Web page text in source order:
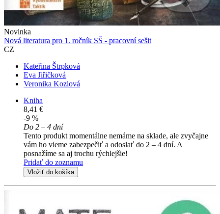
Novinka
Nová literatura pro 1. ročník SŠ - pracovní sešit
CZ
Kateřina Štrpková
Eva Jiřičková
Veronika Kozlová
Kniha
8,41 €
-9 %
Do 2 – 4 dní
Tento produkt momentálne nemáme na sklade, ale zvyčajne
vám ho vieme zabezpečiť a odoslať do 2 – 4 dní. A
posnažíme sa aj trochu rýchlejšie!
Pridať do zoznamu
Vložiť do košíka